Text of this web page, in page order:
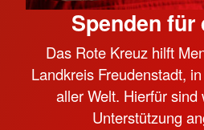
Spenden für
Das Rote Kreuz hilft
Landkreis Freudenstadt,
aller Welt. Hierfür sind
Unterstützung